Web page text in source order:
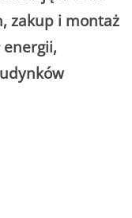
zakup i montaż
energii,